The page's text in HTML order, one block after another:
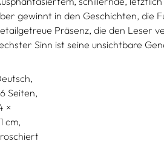
gewinnt in den Geschichten, die
Präsenz, die den Leser
Sinn ist seine unsichtbare
Seiten,